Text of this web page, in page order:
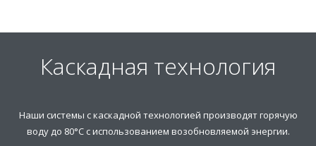
Каскадная технология
Наши системы с каскадной технологией производят горячую
воду до 80°C с использованием возобновляемой энергии.